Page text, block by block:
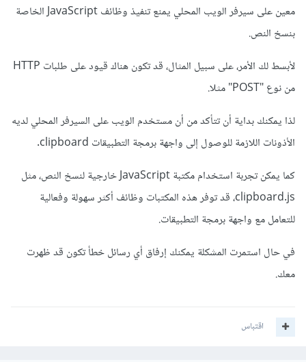
معين على سيرفر الويب المحلي يمنع تنفيذ وظائف JavaScript الخاصة
بنسخ النص.
لأبسط لك الأمر، على سبيل المثال، قد تكون هناك قيود على طلبات HTTP
من نوع "POST" مثلا.
لذا يمكنك بداية أن تتأكد من أن مستخدم الويب على السيرفر المحلي لديه
الأذونات اللازمة للوصول إلى واجهة برمجة التطبيقات clipboard.
كما يمكن تجربة استخدام مكتبة JavaScript خارجية لنسخ النص، مثل
clipboard.js، قد توفر هذه المكتبات وظائف أكثر سهولة وفعالية
للتعامل مع واجهة برمجة التطبيقات.
في حال استمرت المشكلة يمكنك إرفاق أي رسائل خطأ تكون قد ظهرت
معك.
اقتباس